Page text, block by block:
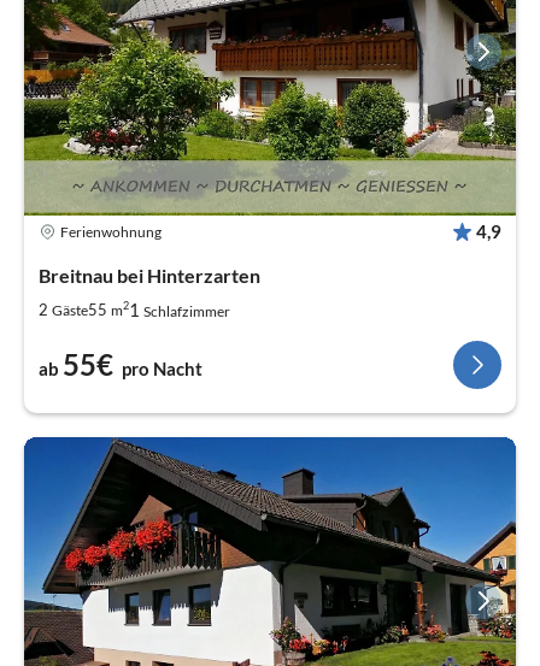
Ferienwohnung 4,9
Breitnau bei Hinterzarten
2 Gäste55 m21 Schlafzimmer
ab 55€ pro Nacht